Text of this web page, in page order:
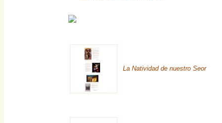
La Natividad de nuestro Seor